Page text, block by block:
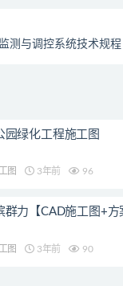
测与调控系统技术规程
园绿化工程施工图
图 3年前 96
群力【CAD施工图+方
图 3年前 90